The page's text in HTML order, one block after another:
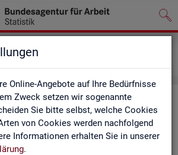
Online-Angebote auf Ihre Bedürfnisse
Zweck setzen wir sogenannte
Sie bitte selbst, welche Cookies
von Cookies werden nachfolgend
Informationen erhalten Sie in unserer
.
Schu­le" - Ma­te­ria­li­
und Schü­ler
Lehr­kräf­te